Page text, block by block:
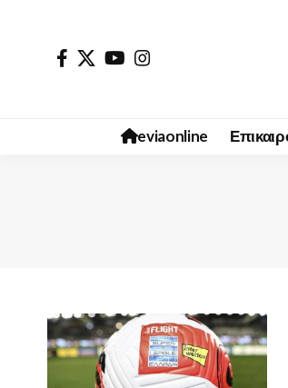
eviaonline